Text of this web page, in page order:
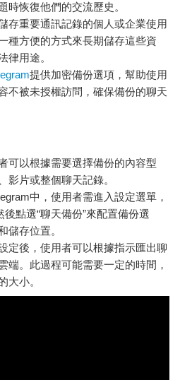
時恢復他們的交流歷史。
存重要通訊記錄的個人或企業使用
種方便的方式來長期儲存這些資
律用途。
提供加密備份選項，幫助使用
不被未授權訪問，確保備份的聊天
可以根據需要選擇備份的內容型
影片或整個聊天記錄。
中，使用者需進入設定選單，
後點選“聊天備份”來配置備份選
儲存位置。
定後，使用者可以根據指示匯出聊
端。此過程可能需要一定的時間，
大小。